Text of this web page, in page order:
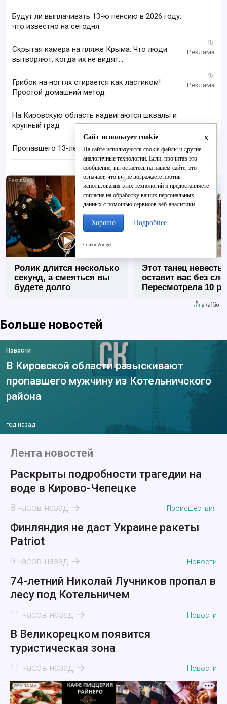
Будут ли выплачивать 13-ю пенсию в 2026 году:
что известно на сегодня
i
Скрытая камера на пляже Крыма: Что люди
вытворяют, когда их не видят...
i
Грибок на ногтях стирается как ластиком!
Простой домашний метод
На Кировскую область надвигаются шквалы и
крупный град
Пропавшего 13-летнего подростка ищут в Кирове
i
Ролик длится несколько
секунд, а смеяться вы
будете долго
Этот танец невесты
оставит вас без
Пересмотрела 10
Больше новостей
Новости
В Кировской области разыскивают
пропавшего мужчину из Котельничского
района
год назад
Лента новостей
Раскрыты подробности трагедии на
воде в Кирово-Чепецке
8 часов назад Происшествия
Финляндия не даст Украине ракеты
Patriot
9 часов назад Новости
74-летний Николай Лучников пропал в
лесу под Котельничем
11 часов назад Новости
В Великорецком появится
туристическая зона
11 часов назад Новости
РЕКЛАМА
x
Сайт использует cookie
На сайте используются cookie-файлы и другие
аналогичные технологии. Если, прочитав это
сообщение, вы остаетесь на нашем сайте, это
означает, что вы не возражаете против
использования этих технологий и предоставляете
согласие на обработку ваших персональных
данных с помощью сервисов веб-аналитики.
Хорошо Подробнее
CookieWidget